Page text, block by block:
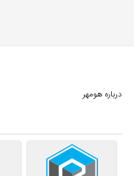
درباره هومهر